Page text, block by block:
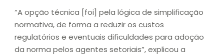
“A opção técnica [foi] pela lógica de simplificação
normativa, de forma a reduzir os custos
regulatórios e eventuais dificuldades para adoção
da norma pelos agentes setoriais”, explicou a